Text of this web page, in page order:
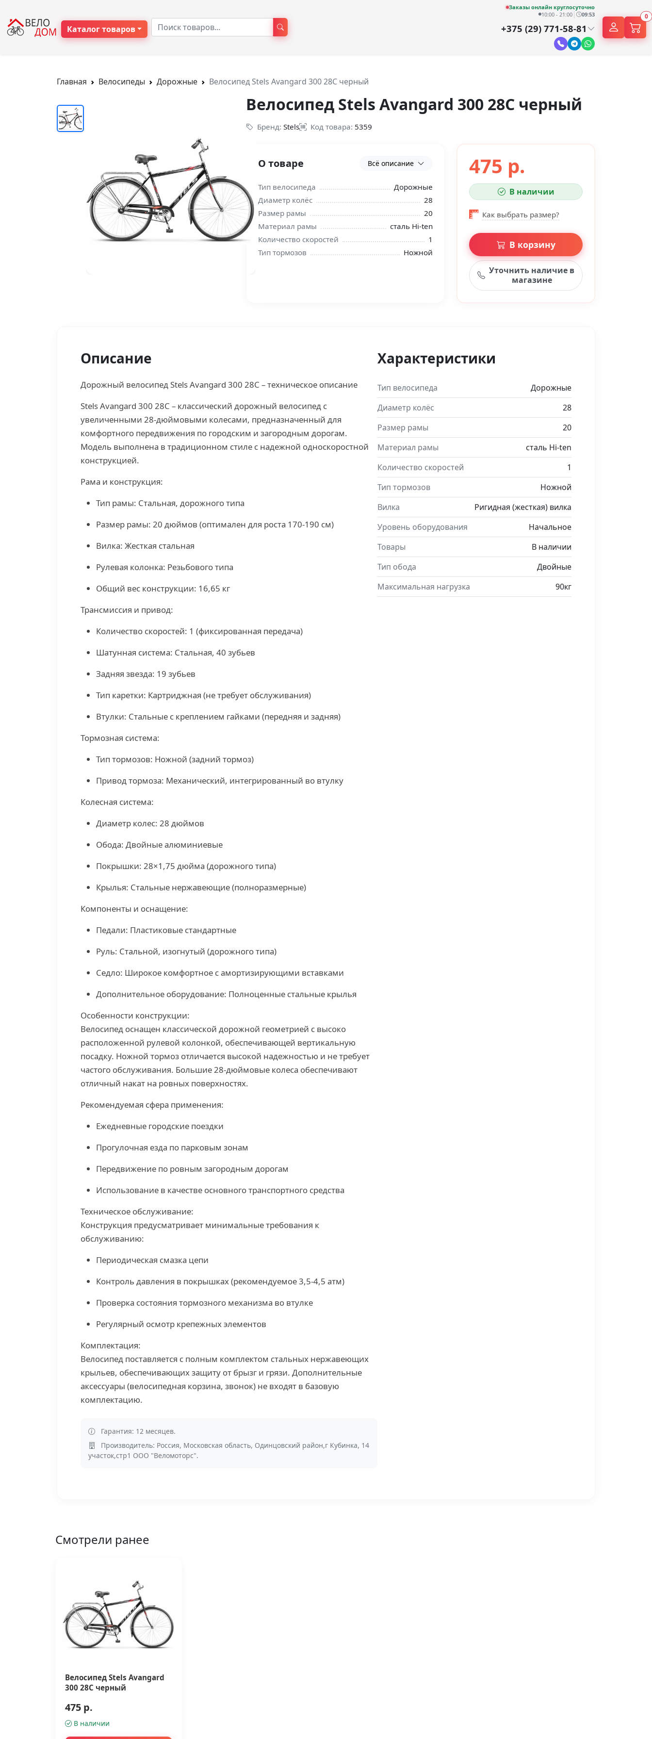
Каталог товаров
Заказы онлайн круглосуточно
10:00 - 21:00 | 09:53
+375 (29) 771-58-81
0
Главная Велосипеды Дорожные Велосипед Stels Avangard 300 28С черный
Велосипед Stels Avangard 300 28С черный
Бренд: Stels Код товара: 5359
О товаре Всё описание
Тип велосипеда
Дорожные
Диаметр колёс
28
Размер рамы
20
Материал рамы
сталь Hi-ten
Количество скоростей
1
Тип тормозов
Ножной
475 р.
В наличии
Как выбрать размер?
В корзину
Уточнить наличие в
магазине
Описание
Дорожный велосипед Stels Avangard 300 28С – техническое описание
Stels Avangard 300 28С – классический дорожный велосипед с
увеличенными 28-дюймовыми колесами, предназначенный для
комфортного передвижения по городским и загородным дорогам.
Модель выполнена в традиционном стиле с надежной односкоростной
конструкцией.
Рама и конструкция:
Тип рамы: Стальная, дорожного типа
Размер рамы: 20 дюймов (оптимален для роста 170-190 см)
Вилка: Жесткая стальная
Рулевая колонка: Резьбового типа
Общий вес конструкции: 16,65 кг
Трансмиссия и привод:
Количество скоростей: 1 (фиксированная передача)
Шатунная система: Стальная, 40 зубьев
Задняя звезда: 19 зубьев
Тип каретки: Картриджная (не требует обслуживания)
Втулки: Стальные с креплением гайками (передняя и задняя)
Тормозная система:
Тип тормозов: Ножной (задний тормоз)
Привод тормоза: Механический, интегрированный во втулку
Колесная система:
Диаметр колес: 28 дюймов
Обода: Двойные алюминиевые
Покрышки: 28×1,75 дюйма (дорожного типа)
Крылья: Стальные нержавеющие (полноразмерные)
Компоненты и оснащение:
Педали: Пластиковые стандартные
Руль: Стальной, изогнутый (дорожного типа)
Седло: Широкое комфортное с амортизирующими вставками
Дополнительное оборудование: Полноценные стальные крылья
Особенности конструкции:
Велосипед оснащен классической дорожной геометрией с высоко
расположенной рулевой колонкой, обеспечивающей вертикальную
посадку. Ножной тормоз отличается высокой надежностью и не требует
частого обслуживания. Большие 28-дюймовые колеса обеспечивают
отличный накат на ровных поверхностях.
Рекомендуемая сфера применения:
Ежедневные городские поездки
Прогулочная езда по парковым зонам
Передвижение по ровным загородным дорогам
Использование в качестве основного транспортного средства
Техническое обслуживание:
Конструкция предусматривает минимальные требования к
обслуживанию:
Периодическая смазка цепи
Контроль давления в покрышках (рекомендуемое 3,5-4,5 атм)
Проверка состояния тормозного механизма во втулке
Регулярный осмотр крепежных элементов
Комплектация:
Велосипед поставляется с полным комплектом стальных нержавеющих
крыльев, обеспечивающих защиту от брызг и грязи. Дополнительные
аксессуары (велосипедная корзина, звонок) не входят в базовую
комплектацию.
Гарантия: 12 месяцев.
Производитель: Россия, Московская область, Одинцовский район,г Кубинка, 14
участок,стр1 ООО "Веломоторс".
Характеристики
Тип велосипеда
Дорожные
Диаметр колёс
28
Размер рамы
20
Материал рамы
сталь Hi-ten
Количество скоростей
1
Тип тормозов
Ножной
Вилка
Ригидная (жесткая) вилка
Уровень оборудования
Начальное
Товары
В наличии
Тип обода
Двойные
Максимальная нагрузка
90кг
Смотрели ранее
Велосипед Stels Avangard
300 28С черный
475 р.
В наличии